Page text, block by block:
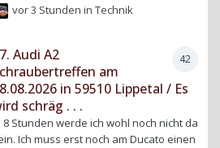
vor 3 Stunden inTechnik
42
Audi A2
am
in 59510 Lippetal / Es
schräg . . .
8 Stunden werde ich wohl noch nicht da
Ich muss erst noch am Ducato einen